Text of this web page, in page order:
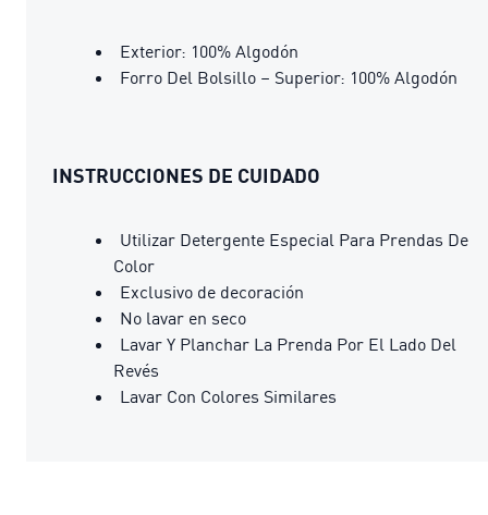
Exterior: 100% Algodón
Forro Del Bolsillo – Superior: 100% Algodón
INSTRUCCIONES DE CUIDADO
Utilizar Detergente Especial Para Prendas De
Color
Exclusivo de decoración
No lavar en seco
Lavar Y Planchar La Prenda Por El Lado Del
Revés
Lavar Con Colores Similares